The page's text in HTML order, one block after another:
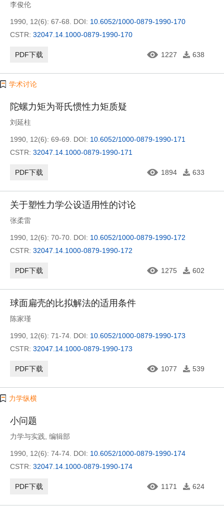
李俊伦
1990, 12(6): 67-68. DOI: 10.6052/1000-0879-1990-170
CSTR: 32047.14.1000-0879-1990-170
PDF下载 1227 638
学术讨论
陀螺力矩为哥氏惯性力矩质疑
刘延柱
1990, 12(6): 69-69. DOI: 10.6052/1000-0879-1990-171
CSTR: 32047.14.1000-0879-1990-171
PDF下载 1894 633
关于塑性力学公设适用性的讨论
张柔雷
1990, 12(6): 70-70. DOI: 10.6052/1000-0879-1990-172
CSTR: 32047.14.1000-0879-1990-172
PDF下载 1275 602
球面扁壳的比拟解法的适用条件
陈家瑾
1990, 12(6): 71-74. DOI: 10.6052/1000-0879-1990-173
CSTR: 32047.14.1000-0879-1990-173
PDF下载 1077 539
力学纵横
小问题
力学与实践 编辑部
1990, 12(6): 74-74. DOI: 10.6052/1000-0879-1990-174
CSTR: 32047.14.1000-0879-1990-174
PDF下载 1171 624